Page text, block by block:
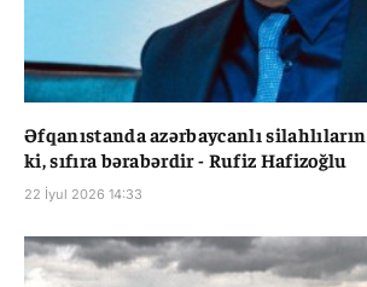
Əfqanıstanda azərbaycanlı
ki, sıfıra bərabərdir - Rufiz Hafizoğlu
22 İyul 2026 14:33